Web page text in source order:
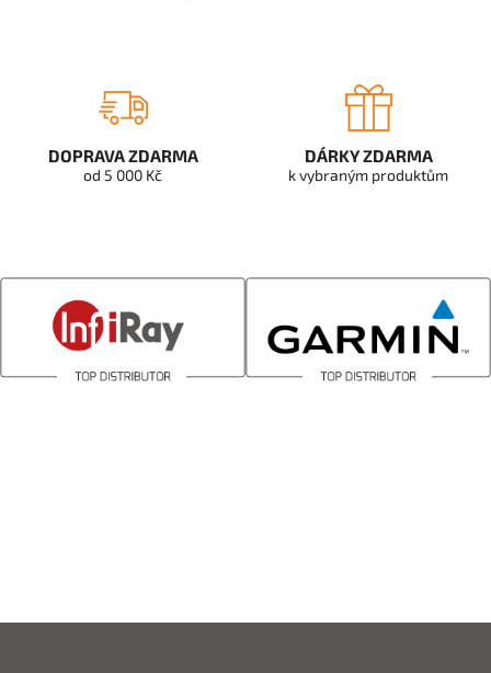
DOPRAVA ZDARMA
od 5 000 Kč
DÁRKY ZDARMA
k vybraným produktům